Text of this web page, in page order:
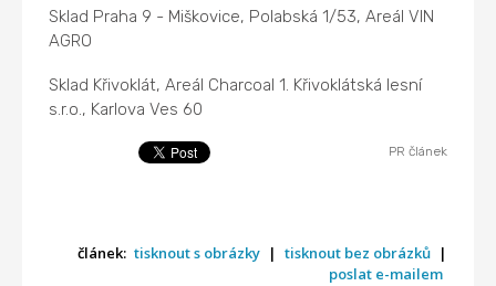
Sklad Praha 9 - Miškovice, Polabská 1/53, Areál VIN
AGRO
Sklad Křivoklát, Areál Charcoal 1. Křivoklátská lesní
s.r.o., Karlova Ves 60
PR článek
článek: tisknout s obrázky | tisknout bez obrázků |
poslat e-mailem